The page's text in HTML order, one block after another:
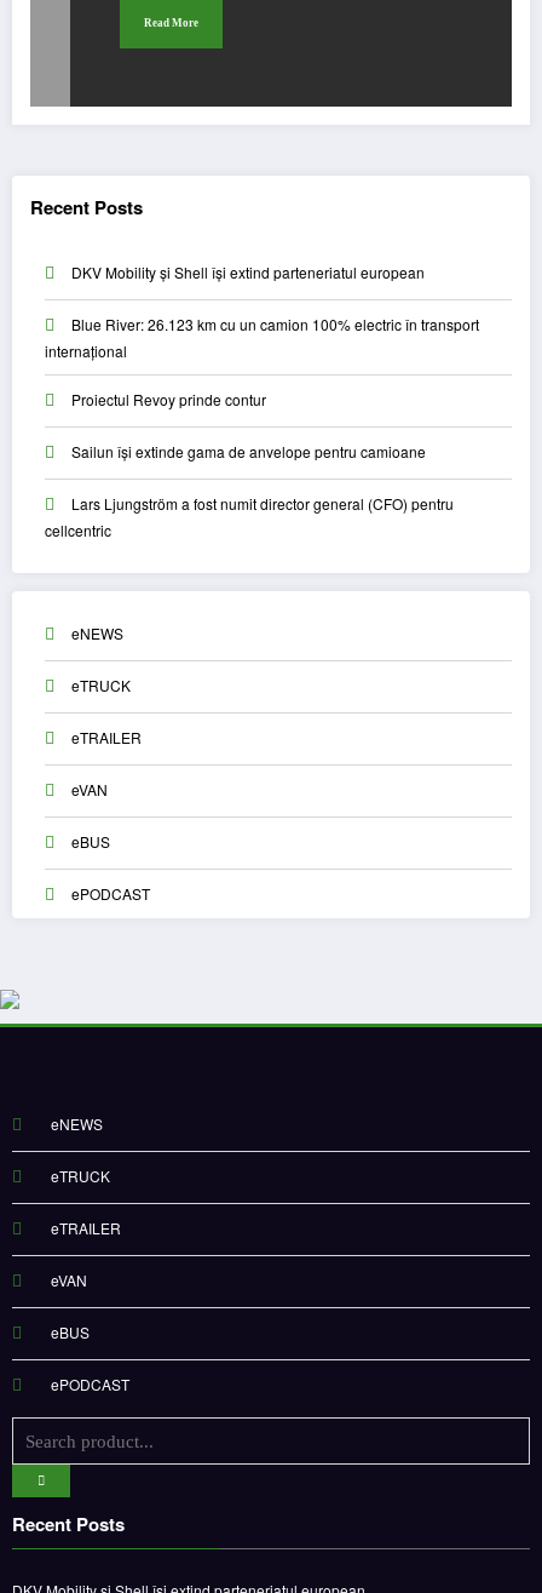
Read More
Recent Posts
DKV Mobility și Shell își extind parteneriatul european
Blue River: 26.123 km cu un camion 100% electric în transport
internațional
Proiectul Revoy prinde contur
Sailun își extinde gama de anvelope pentru camioane
Lars Ljungström a fost numit director general (CFO) pentru
cellcentric
eNEWS
eTRUCK
eTRAILER
eVAN
eBUS
ePODCAST
eNEWS
eTRUCK
eTRAILER
eVAN
eBUS
ePODCAST
Recent Posts